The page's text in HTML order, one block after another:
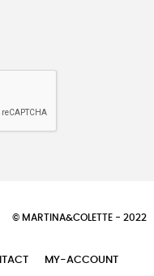
© MARTINA&COLETTE - 2022
MY-ACCOUNT